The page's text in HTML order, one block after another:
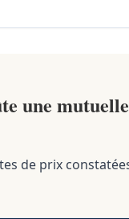
une
de prix